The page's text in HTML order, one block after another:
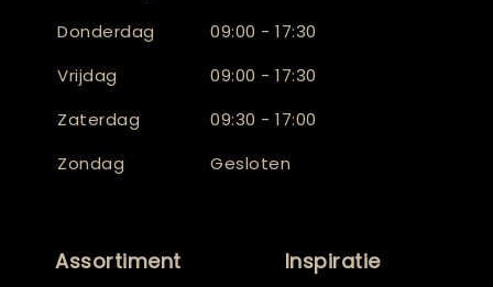
Donderdag
09:00 - 17:30
Vrijdag
09:00 - 17:30
Zaterdag
09:30 - 17:00
Zondag
Gesloten
Assortiment Inspiratie